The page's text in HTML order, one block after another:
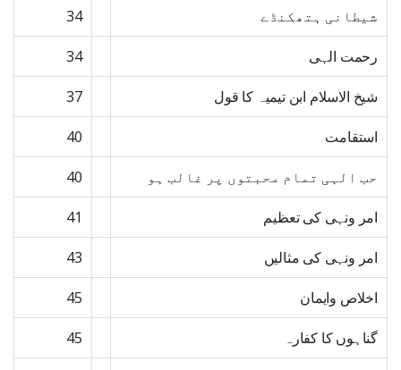
شیطانی ہتھکنڈے 34
رحمت الہی 34
شیخ الاسلام ابن تیمیہ کا قول 37
استقامت 40
حب الہی تمام محبتوں پر غالب ہو 40
امر ونہی کی تعظیم 41
امر ونہی کی مثالیں 43
اخلاص وایمان 45
گناہوں کا کفارہ 45